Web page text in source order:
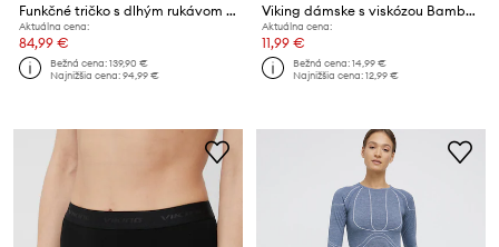
Funkčné tričko s dlhým rukávom Rossignol Infini Compression Race
Aktuálna cena:
84,99 €
Bežná cena:139,90 €
Najnižšia cena:94,99 €
Viking dámske s viskózou Bamboo Lockness
Aktuálna cena:
11,99 €
Bežná cena:14,99 €
Najnižšia cena:12,99 €